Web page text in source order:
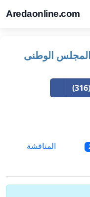
Aredaonline.com
الوطنى
المناقشة